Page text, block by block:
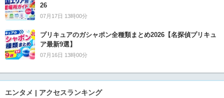
26
07月17日 13時00分
プリキュアのガシャポン全種類まとめ2026【名探偵プリキュ
ア最新9選】
07月16日 13時00分
エンタメ | アクセスランキング